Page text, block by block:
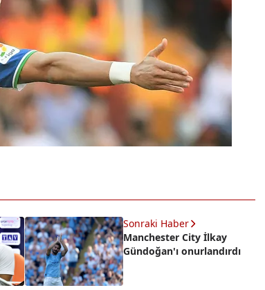
Sonraki Haber
Manchester City İlkay
Gündoğan'ı onurlandırdı